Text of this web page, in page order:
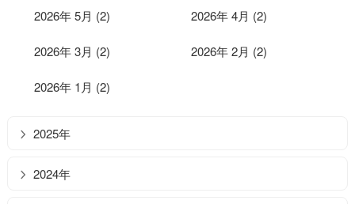
2026年 5月 (2) 2026年 4月 (2)
2026年 3月 (2) 2026年 2月 (2)
2026年 1月 (2)
2025年
2024年